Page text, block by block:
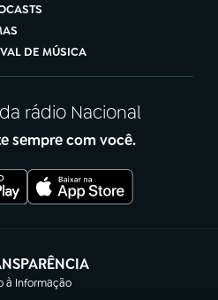
DE MÚSICA
rádio Nacional
sempre com você.
à Informação
(abre em nova aba)